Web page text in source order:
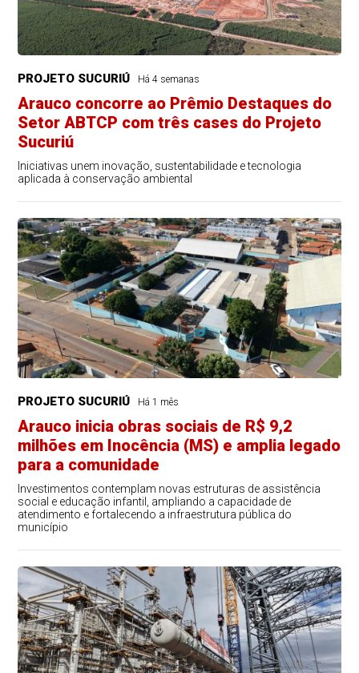
PROJETO SUCURIÚ Há 4 semanas
Arauco concorre ao Prêmio Destaques do
Setor ABTCP com três cases do Projeto
Sucuriú
Iniciativas unem inovação, sustentabilidade e tecnologia
aplicada à conservação ambiental
PROJETO SUCURIÚ Há 1 mês
Arauco inicia obras sociais de R$ 9,2
milhões em Inocência (MS) e amplia legado
para a comunidade
Investimentos contemplam novas estruturas de assistência
social e educação infantil, ampliando a capacidade de
atendimento e fortalecendo a infraestrutura pública do
município